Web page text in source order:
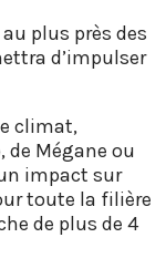
plus près des
d’impulser
climat,
de Mégane ou
impact sur
toute la filière
de plus de 4